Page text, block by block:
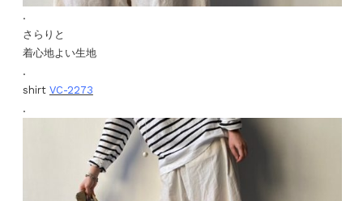
.
さらりと
着心地よい生地
.
shirt VC-2273
.